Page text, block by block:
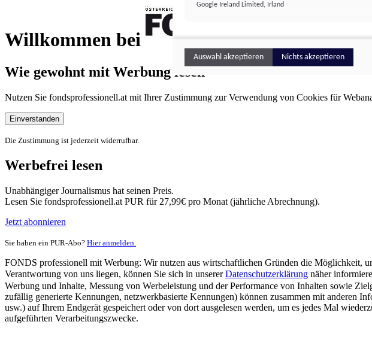
Willkommen bei
FONDS professionell
Wie gewohnt mit Werbung lesen
Nutzen Sie fondsprofessionell.at mit Ihrer Zustimmung zur Verwendung von Cookies für
Einverstanden
Die Zustimmung ist jederzeit widerrufbar.
Werbefrei lesen
Unabhängiger Journalismus hat seinen Preis.
Lesen Sie fondsprofessionell.at PUR für 27,99€ pro Monat (jährliche Abrechnung).
Jetzt abonnieren
Sie haben ein PUR-Abo? Hier anmelden.
FONDS professionell mit Werbung: Wir nutzen aus wirtschaftlichen Gründen die Möglichkeit,
Verantwortung von uns liegen, können Sie sich in unsererDatenschutzerklärung näher
Werbung und Inhalte, Messung von Werbeleistung und der Performance von Inhalten sowie
zufällig generierte Kennungen, netzwerkbasierte Kennungen) können zusammen mit anderen
usw.) auf Ihrem Endgerät gespeichert oder von dort ausgelesen werden, um es jedes Mal
aufgeführten Verarbeitungszwecke.
Google Ireland Limited, Irland
Auswahl akzeptieren Nichts akzeptieren